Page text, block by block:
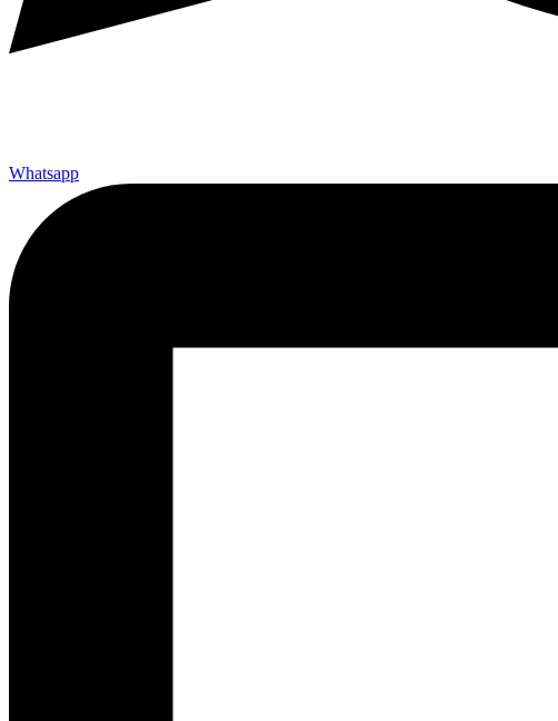
Whatsapp